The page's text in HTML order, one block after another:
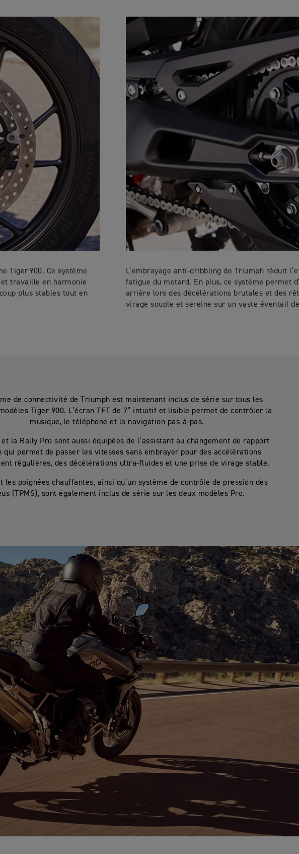
Tiger 900. Ce système
travaille en harmonie
plus stables tout en
L’embrayage anti-dribbling de Triumph réduit
fatigue du motard. En plus, ce système permet
arrière lors des décélérations brutales et des
virage souple et sereine sur un vaste éventail
de connectivité de Triumph est maintenant inclus de série sur tous les
Tiger 900. L’écran TFT de 7” intuitif et lisible permet de contrôler la
musique, le téléphone et la navigation pas-à-pas.
et la Rally Pro sont aussi équipées de l’assistant au changement de rapport
qui permet de passer les vitesses sans embrayer pour des accélérations
régulières, des décélérations ultra-fluides et une prise de virage stable.
les poignées chauffantes, ainsi qu’un système de contrôle de pression des
(TPMS), sont également inclus de série sur les deux modèles Pro.